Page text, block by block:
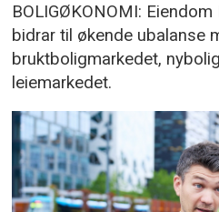
BOLIGØKONOMI:
bidrar til økende ubalanse
bruktboligmarkedet,
leiemarkedet.